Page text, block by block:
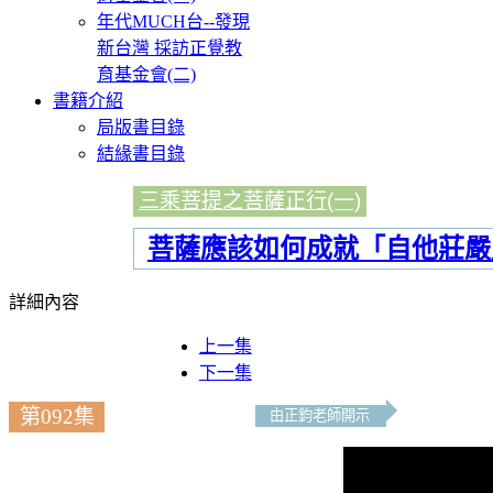
年代MUCH台--發現
新台灣 採訪正覺教
育基金會(二)
書籍介紹
局版書目錄
結緣書目錄
三乘菩提之菩薩正行(一)
菩薩應該如何成就「自他莊
詳細內容
上一集
下一集
第092集 由正鈞老師開示